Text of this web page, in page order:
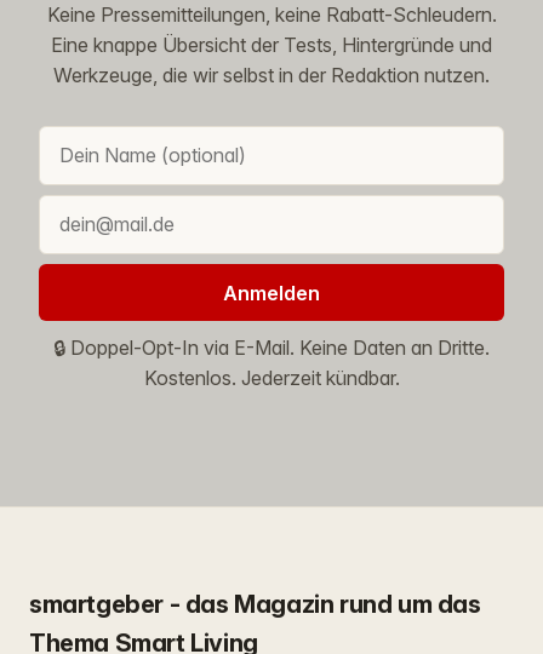
Keine Pressemitteilungen, keine Rabatt-Schleudern.
Eine knappe Übersicht der Tests, Hintergründe und
Werkzeuge, die wir selbst in der Redaktion nutzen.
Anmelden
🔒 Doppel-Opt-In via E-Mail. Keine Daten an Dritte.
Kostenlos. Jederzeit kündbar.
smartgeber - das Magazin rund um das
Thema Smart Living